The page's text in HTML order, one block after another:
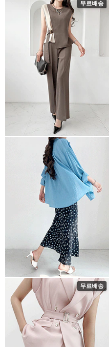
무료배송
무료배송